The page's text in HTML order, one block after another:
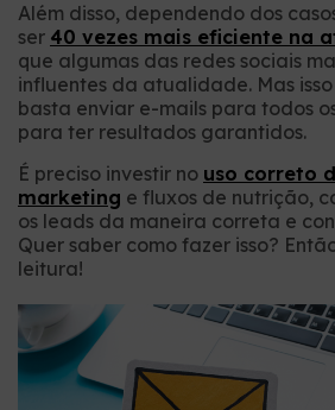
Além disso, dependendo dos
ser 40 vezes mais eficiente na
que algumas das redes sociais
influentes da atualidade. Mas
basta enviar e-mails para todos
para ter resultados garantidos.
É preciso investir no uso correto
marketing e fluxos de nutrição,
os leads da maneira correta e
Quer saber como fazer isso?
leitura!